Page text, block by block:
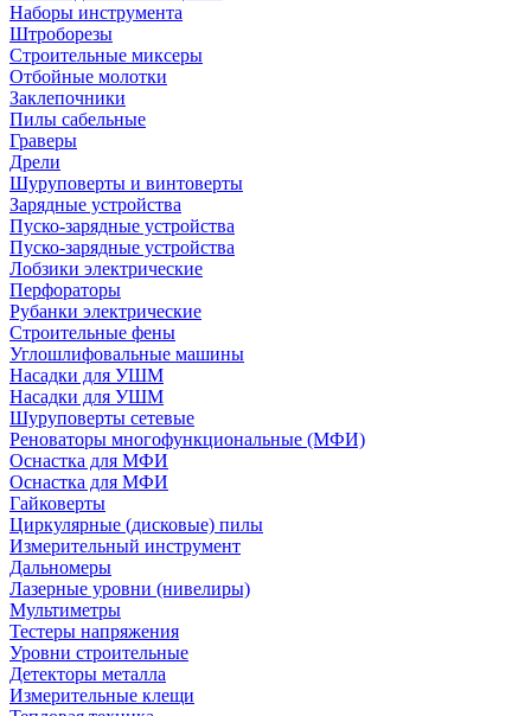
Наборы инструмента
Штроборезы
Строительные миксеры
Отбойные молотки
Заклепочники
Пилы сабельные
Граверы
Дрели
Шуруповерты и винтоверты
Зарядные устройства
Пуско-зарядные устройства
Пуско-зарядные устройства
Лобзики электрические
Перфораторы
Рубанки электрические
Строительные фены
Углошлифовальные машины
Насадки для УШМ
Насадки для УШМ
Шуруповерты сетевые
Реноваторы многофункциональные (МФИ)
Оснастка для МФИ
Оснастка для МФИ
Гайковерты
Циркулярные (дисковые) пилы
Измерительный инструмент
Дальномеры
Лазерные уровни (нивелиры)
Мультиметры
Тестеры напряжения
Уровни строительные
Детекторы металла
Измерительные клещи